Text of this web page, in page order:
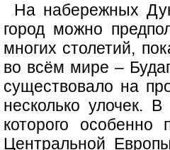
На набережных
город можно
многих столетий,
во всём мире –
существовало на
несколько улочек.
которого
Центральной